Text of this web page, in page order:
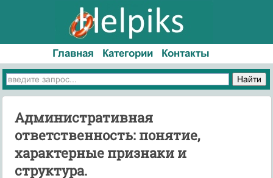
Главная Категории Контакты
Административная
ответственность: понятие,
характерные признаки и
структура.